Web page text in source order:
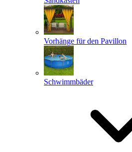
Vorhänge für den Pavillon
Schwimmbäder